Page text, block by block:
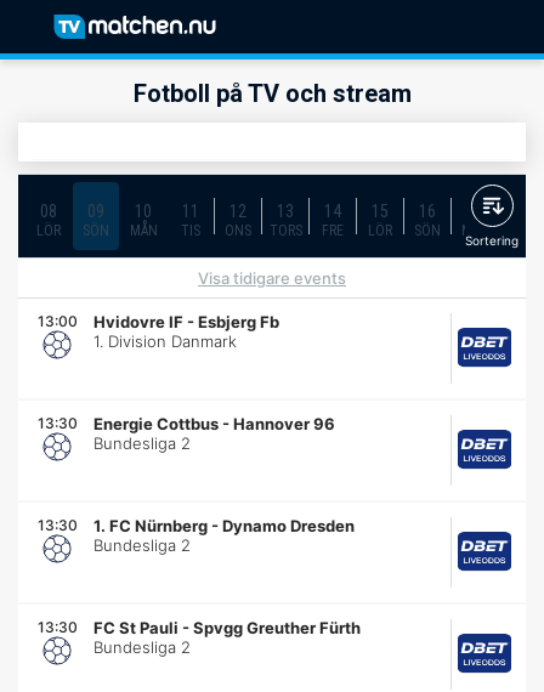
Fotboll på TV och stream
08
LÖR
09
SÖN
10
MÅN
11
TIS
12
ONS
13
TORS
14
FRE
15
LÖR
16
SÖN
17
MÅN
Sortering
Visa tidigare events
13:00 Hvidovre IF -Esbjerg Fb
1. Division Danmark
13:30 Energie Cottbus -Hannover 96
Bundesliga 2
13:30 1. FC Nürnberg -Dynamo Dresden
Bundesliga 2
13:30 FC St Pauli -Spvgg Greuther Fürth
Bundesliga 2